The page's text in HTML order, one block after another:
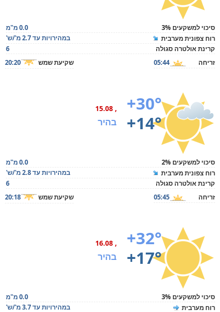
סיכוי למשקעים 3%
0.0 מ"מ
רוח צפונית מערבית
במהירויות עד 2.7 מ'/ש'
קרינת אולטרה סגולה
6
זריחה
05:44 שקיעת שמש 20:20
+30°
+14°
, 15.08
בהיר
סיכוי למשקעים 2%
0.0 מ"מ
רוח צפונית מערבית
במהירויות עד 2.8 מ'/ש'
קרינת אולטרה סגולה
6
זריחה
05:45 שקיעת שמש 20:18
+32°
+17°
, 16.08
בהיר
סיכוי למשקעים 3%
0.0 מ"מ
רוח מערבית
במהירויות עד 3.7 מ'/ש'